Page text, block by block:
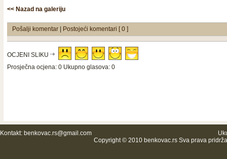
<< Nazad na galeriju
Pošalji komentar | Postojeći komentari [ 0 ]
OCJENI SLIKU
Prosječna ocjena: 0 Ukupno glasova: 0
Kontakt: benkovac.rs@gmail.com
Copyright © 2010 benkovac.rs Sva prava